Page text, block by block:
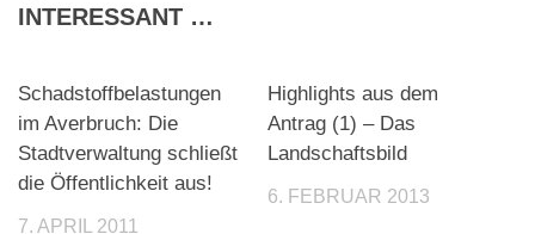
INTERESSANT …
Schadstoffbelastungen
im Averbruch: Die
Stadtverwaltung schließt
die Öffentlichkeit aus!
7. APRIL 2011
Highlights aus dem
Antrag (1) – Das
Landschaftsbild
6. FEBRUAR 2013